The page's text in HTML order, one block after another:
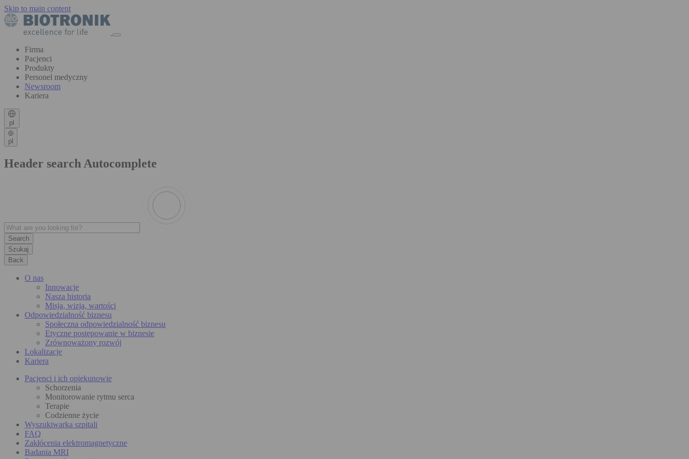
Skip to main content
Firma
Pacjenci
Produkty
Personel medyczny
Newsroom
Kariera
pl
pl
Header search Autocomplete
Szukaj
Back
O nas
Innowacje
Nasza historia
Misja, wizja, wartości
Odpowiedzialność biznesu
Społeczna odpowiedzialność biznesu
Etyczne postępowanie w biznesie
Zrównoważony rozwój
Lokalizacje
Kariera
Pacjenci i ich opiekunowie
Schorzenia
Monitorowanie rytmu serca
Terapie
Codzienne życie
Wyszukiwarka szpitali
FAQ
Zakłócenia elektromagnetyczne
Badania MRI